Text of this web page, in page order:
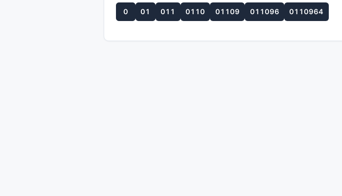
0 01 011 0110 01109 011096 0110964